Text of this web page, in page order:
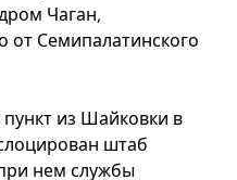
Чаган,
от Семипалатинского
из Шайковки в
штаб
нем службы